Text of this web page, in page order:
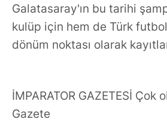
Galatasaray'ın bu tarihi
kulüp için hem de Türk
dönüm noktası olarak
İMPARATOR GAZETESİ Çok
Gazete